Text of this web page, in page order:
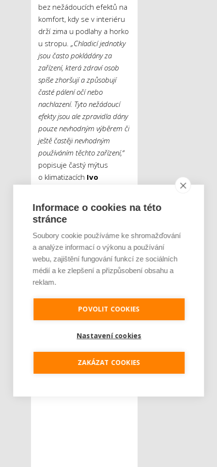
bez nežádoucích efektů na
komfort, kdy se v interiéru
drží zima u podlahy a horko
u stropu. „Chladicí jednotky
jsou často pokládány za
zařízení, která zdraví osob
spíše zhoršují a způsobují
časté pálení očí nebo
nachlazení. Tyto nežádoucí
efekty jsou ale zpravidla dány
pouze nevhodným výběrem či
ještě častěji nevhodným
používáním těchto zařízení,“
popisuje častý mýtus
o klimatizacích Ivo
Tweet
ŠTÍTKY :
chladící jednotka
ENBRA MI
tepelné čerpadlo
výhody
Informace o cookies na této
stránce
Soubory cookie používáme ke shromažďování
a analýze informací o výkonu a používání
webu, zajištění fungování funkcí ze sociálních
médií a ke zlepšení a přizpůsobení obsahu a
reklam.
POVOLIT COOKIES
Nastavení cookies
ZAKÁZAT COOKIES